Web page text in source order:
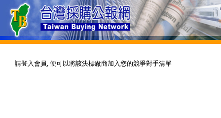
請登入會員, 便可以將該決標廠商加入您的競爭對手清單